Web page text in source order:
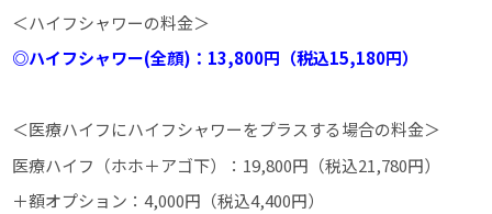
＜ハイフシャワーの料金＞
◎ハイフシャワー(全顔)：13,800円（税込15,180円）
＜医療ハイフにハイフシャワーをプラスする場合の料金＞
医療ハイフ（ホホ＋アゴ下）：19,800円（税込21,780円）
＋額オプション：4,000円（税込4,400円）